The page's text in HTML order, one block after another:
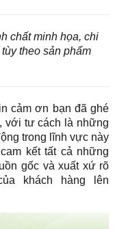
chất minh họa, chi
theo sản phẩm
cảm ơn bạn đã ghé
với tư cách là những
trong lĩnh vực này
kết tất cả những
gốc và xuất xứ rõ
khách hàng lên